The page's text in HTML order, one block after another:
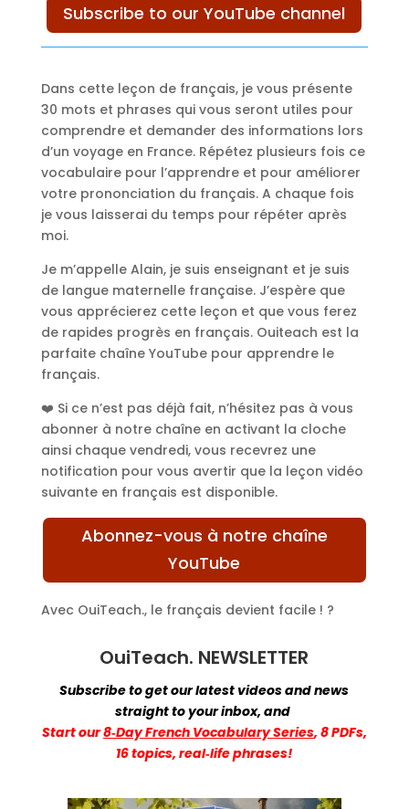
Subscribe to our YouTube channel
Dans cette leçon de français, je vous présente
30 mots et phrases qui vous seront utiles pour
comprendre et demander des informations lors
d’un voyage en France. Répétez plusieurs fois ce
vocabulaire pour l’apprendre et pour améliorer
votre prononciation du français. A chaque fois
je vous laisserai du temps pour répéter après
moi.
Je m’appelle Alain, je suis enseignant et je suis
de langue maternelle française. J’espère que
vous apprécierez cette leçon et que vous ferez
de rapides progrès en français. Ouiteach est la
parfaite chaîne YouTube pour apprendre le
français.
❤️ Si ce n’est pas déjà fait, n’hésitez pas à vous
abonner à notre chaîne en activant la cloche
ainsi chaque vendredi, vous recevrez une
notification pour vous avertir que la leçon vidéo
suivante en français est disponible.
Abonnez-vous à notre chaîne
YouTube
Avec OuiTeach., le français devient facile ! ?
OuiTeach. NEWSLETTER
Subscribe to get our latest videos and news
straight to your inbox,and
Startour8‑Day French Vocabulary Series, 8 PDFs,
16 topics, real‑life phrases!